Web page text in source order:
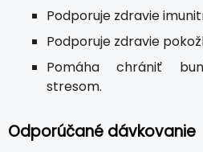
Podporuje zdravie
Podporuje zdravie
Pomáha chrániť
stresom.
Odporúčané dávkovanie